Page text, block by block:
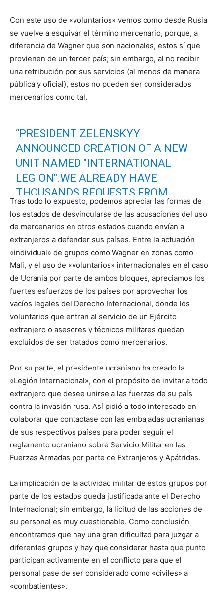
Con este uso de «voluntarios» vemos como desde Rusia
se vuelve a esquivar el término mercenario, porque, a
diferencia de Wagner que son nacionales, estos sí que
provienen de un tercer país; sin embargo, al no recibir
una retribución por sus servicios (al menos de manera
pública y oficial), estos no pueden ser considerados
mercenarios como tal.
“PRESIDENT ZELENSKYY
ANNOUNCED CREATION OF A NEW
UNIT NAMED "INTERNATIONAL
LEGION".WE ALREADY HAVE
THOUSANDS REQUESTS FROM
FOREIGNERS, WHO WANT TO JOIN
THE RESISTANCE TO THE 🇷🇺
OCCUPIERS AND PROTECT THE
WORLD SECURITY FROM PUTIN
REGIME"-HANNA MALIAR – DEPUTY
MINISTER OF DEFENCE
— Defense of Ukraine (@DefenceU)February 28,
2022
Tras todo lo expuesto, podemos apreciar las formas de
los estados de desvincularse de las acusaciones del uso
de mercenarios en otros estados cuando envían a
extranjeros a defender sus países. Entre la actuación
«individual» de grupos como Wagner en zonas como
Mali, y el uso de «voluntarios» internacionales en el caso
de Ucrania por parte de ambos bloques, apreciamos los
fuertes esfuerzos de los países por aprovechar los
vacíos legales del Derecho Internacional, donde los
voluntarios que entran al servicio de un Ejército
extranjero o asesores y técnicos militares quedan
excluidos de ser tratados como mercenarios.
Por su parte, el presidente ucraniano ha creado la
«Legión Internacional», con el propósito de invitar a todo
extranjero que desee unirse a las fuerzas de su país
contra la invasión rusa. Así pidió a todo interesado en
colaborar que contactase con las embajadas ucranianas
de sus respectivos países para poder seguir el
reglamento ucraniano sobre Servicio Militar en las
Fuerzas Armadas por parte de Extranjeros y Apátridas.
La implicación de la actividad militar de estos grupos por
parte de los estados queda justificada ante el Derecho
Internacional; sin embargo, la licitud de las acciones de
su personal es muy cuestionable. Como conclusión
encontramos que hay una gran dificultad para juzgar a
diferentes grupos y hay que considerar hasta que punto
participan activamente en el conflicto para que el
personal pase de ser considerado como «civiles» a
«combatientes».